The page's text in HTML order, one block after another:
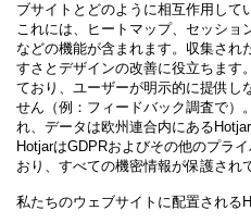
ブサイトとどのように相互作用して
これには、ヒートマップ、セッショ
などの機能が含まれます。収集され
すさとデザインの改善に役立ちます
ており、ユーザーが明示的に提供し
せん（例：フィードバック調査で）
れ、データは欧州連合内にある
HotjarはGDPRおよびその他のプラ
おり、すべての機密情報が保護され
私たちのウェブサイトに配置される